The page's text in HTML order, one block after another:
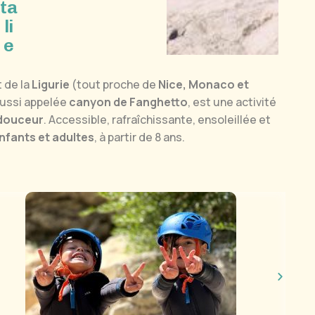
ta
li
e
de laLigurie (tout proche de Nice, Monaco et
appelée canyon de Fanghetto, est une activité
. Accessible, rafraîchissante, ensoleillée et
et adultes, à partir de 8 ans.
est facile,sans difficulté technique
à son rythme.
transfrontalier.Le départ se fait côté italien au
à pied avec le matériel, nous passerons en
de cetaffluent de la Royajusqu’au départ du
d'Azur Canyoning, place à environ2
sur des toboggans naturels et sauts toujours